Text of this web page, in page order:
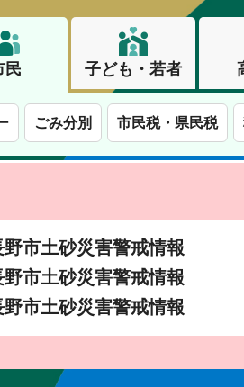
民 子ども・若者
ごみ分別 市民税・県民税
市土砂災害警戒情報
市土砂災害警戒情報
市土砂災害警戒情報